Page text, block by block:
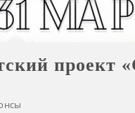
проект